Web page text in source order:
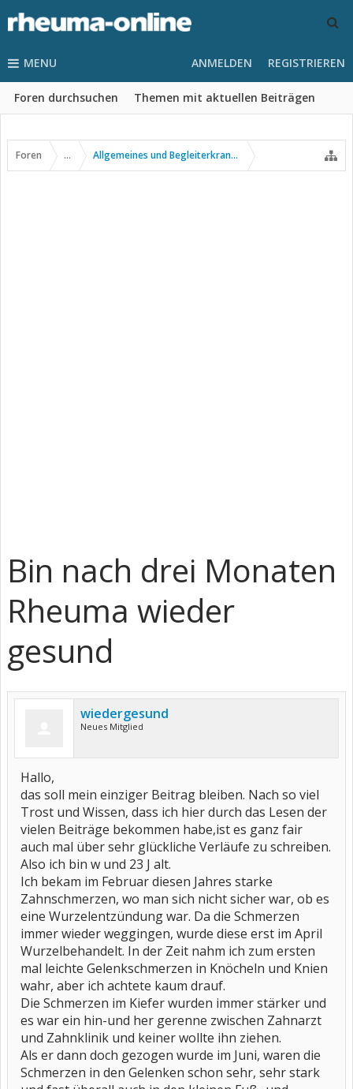
MENU
Foren durchsuchen Themen mit aktuellen Beiträgen
ANMELDEN REGISTRIEREN
Foren ... Allgemeines und Begleiterkrankungen
Bin nach drei Monaten
Rheuma wieder
gesund
wiedergesund
Neues Mitglied
Hallo,
das soll mein einziger Beitrag bleiben. Nach so viel
Trost und Wissen, dass ich hier durch das Lesen der
vielen Beiträge bekommen habe,ist es ganz fair
auch mal über sehr glückliche Verläufe zu schreiben.
Also ich bin w und 23 J alt.
Ich bekam im Februar diesen Jahres starke
Zahnschmerzen, wo man sich nicht sicher war, ob es
eine Wurzelentzündung war. Da die Schmerzen
immer wieder weggingen, wurde diese erst im April
Wurzelbehandelt. In der Zeit nahm ich zum ersten
mal leichte Gelenkschmerzen in Knöcheln und Knien
wahr, aber ich achtete kaum drauf.
Die Schmerzen im Kiefer wurden immer stärker und
es war ein hin-und her gerenne zwischen Zahnarzt
und Zahnklinik und keiner wollte ihn ziehen.
Als er dann doch gezogen wurde im Juni, waren die
Schmerzen in den Gelenken schon sehr, sehr stark